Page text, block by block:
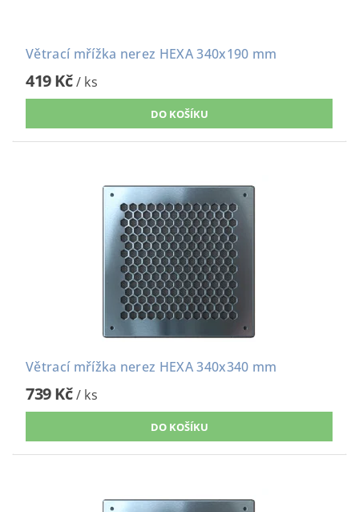
Větrací mřížka nerez HEXA 340x190 mm
419 Kč/ ks
Větrací mřížka nerez HEXA 340x340 mm
739 Kč/ ks